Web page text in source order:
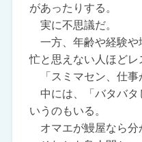
があったりする。
実に不思議だ。
一方、年齢や経験や
忙と思えない人ほどレ
「スミマセン、仕事
中には、「バタバタ
いうのもいる。
オマエが鰻屋なら分